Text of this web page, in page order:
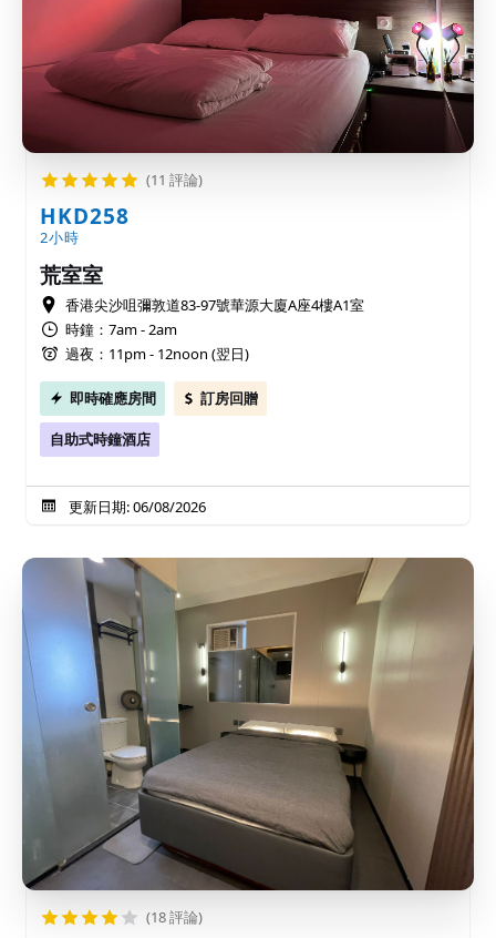
(11 評論)
HKD258
2小時
荒室室
香港尖沙咀彌敦道83-97號華源大廈A座4樓A1室
時鐘：7am - 2am
過夜：11pm - 12noon (翌日)
即時確應房間 訂房回贈
自助式時鐘酒店
更新日期: 06/08/2026
(18 評論)